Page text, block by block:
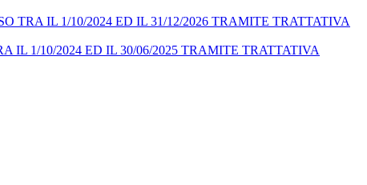
TRA IL 1/10/2024 ED IL 31/12/2026 TRAMITE TRATTATIVA
IL 1/10/2024 ED IL 30/06/2025 TRAMITE TRATTATIVA